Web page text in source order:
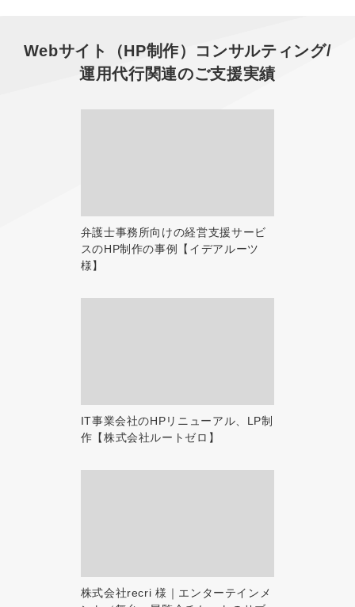
Webサイト（HP制作）コンサルティング/
運用代行関連のご支援実績
弁護士事務所向けの経営支援サービ
スのHP制作の事例【イデアルーツ
様】
IT事業会社のHPリニューアル、LP制
作【株式会社ルートゼロ】
株式会社recri 様｜エンターテインメ